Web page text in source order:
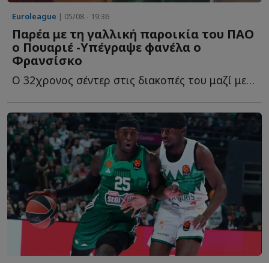
Euroleague | 05/08 - 19:36
Παρέα με τη γαλλική παροικία του ΠΑΟ
ο Πουαριέ -Υπέγραψε φανέλα ο
Φρανσίσκo
Ο 32χρονος σέντερ στις διακοπές του μαζί με τους συμπατριώτες τ...